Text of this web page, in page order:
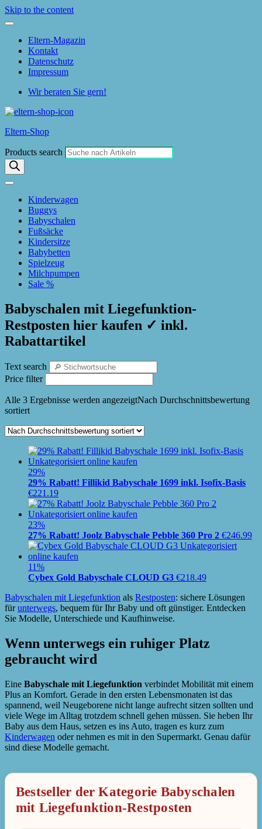
Skip to the content
Eltern-Magazin
Kontakt
Datenschutz
Impressum
Wir beraten Sie gern!
Eltern-Shop
Products search
Kinderwagen
Buggys
Babyschalen
Fußsäcke
Kindersitze
Babybetten
Spielzeug
Milchpumpen
Sale %
Babyschalen mit Liegefunktion-
Restposten hier kaufen ✓ inkl.
Rabattartikel
Text search
Price filter
Alle 3 Ergebnisse werden angezeigtNach Durchschnittsbewertung
sortiert
29%
29% Rabatt! Fillikid Babyschale 1699 inkl. Isofix-Basis
€221.19
23%
27% Rabatt! Joolz Babyschale Pebble 360 Pro 2 €246.99
11%
Cybex Gold Babyschale CLOUD G3 €218.49
Babyschalen mit Liegefunktion als Restposten: sichere Lösungen
fürunterwegs, bequem für Ihr Baby und oft günstiger. Entdecken
Sie Modelle, Unterschiede und Kaufhinweise.
Wenn unterwegs ein ruhiger Platz
gebraucht wird
Eine Babyschale mit Liegefunktion verbindet Mobilität mit einem
Plus an Komfort. Gerade in den ersten Lebensmonaten ist das
spannend, weil Neugeborene nicht lange aufrecht sitzen sollten und
viele Wege im Alltag trotzdem schnell gehen müssen. Sie heben Ihr
Baby aus dem Haus, setzen es ins Auto, tragen es kurz zum
Kinderwagen oder nehmen es mit in den Supermarkt. Genau dafür
sind diese Modelle gemacht.
Bestseller der Kategorie Babyschalen
mit Liegefunktion-Restposten